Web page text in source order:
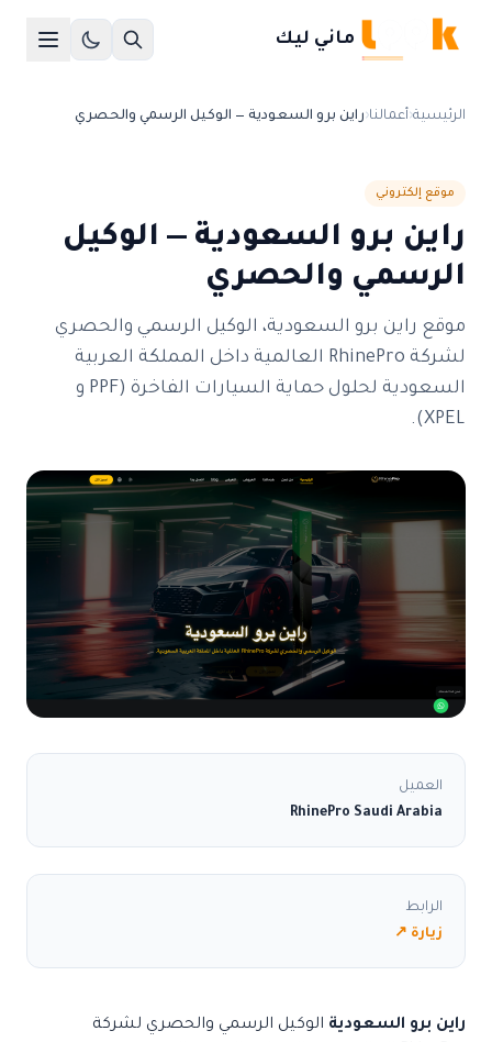
ماني ليك
الرئيسية‹أعمالنا‹راين برو السعودية — الوكيل الرسمي والحصري
موقع إلكتروني
راين برو السعودية — الوكيل
الرسمي والحصري
موقع راين برو السعودية، الوكيل الرسمي والحصري
لشركة RhinePro العالمية داخل المملكة العربية
السعودية لحلول حماية السيارات الفاخرة (PPF و
XPEL).
العميل
RhinePro Saudi Arabia
الرابط
زيارة ↗
راين برو السعودية الوكيل الرسمي والحصري لشركة